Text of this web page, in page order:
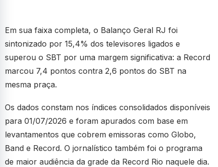
Em sua faixa completa, o Balanço Geral RJ foi
sintonizado por 15,4% dos televisores ligados e
superou o SBT por uma margem significativa: a Record
marcou 7,4 pontos contra 2,6 pontos do SBT na
mesma praça.
Os dados constam nos índices consolidados disponíveis
para 01/07/2026 e foram apurados com base em
levantamentos que cobrem emissoras como Globo,
Band e Record. O jornalístico também foi o programa
de maior audiência da grade da Record Rio naquele dia.